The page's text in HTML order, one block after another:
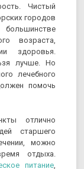
Чистый
городов
возраста,
здоровья.
лучше. Но
лечебного
помочь
отлично
старшего
можно
отдыха.
питание,